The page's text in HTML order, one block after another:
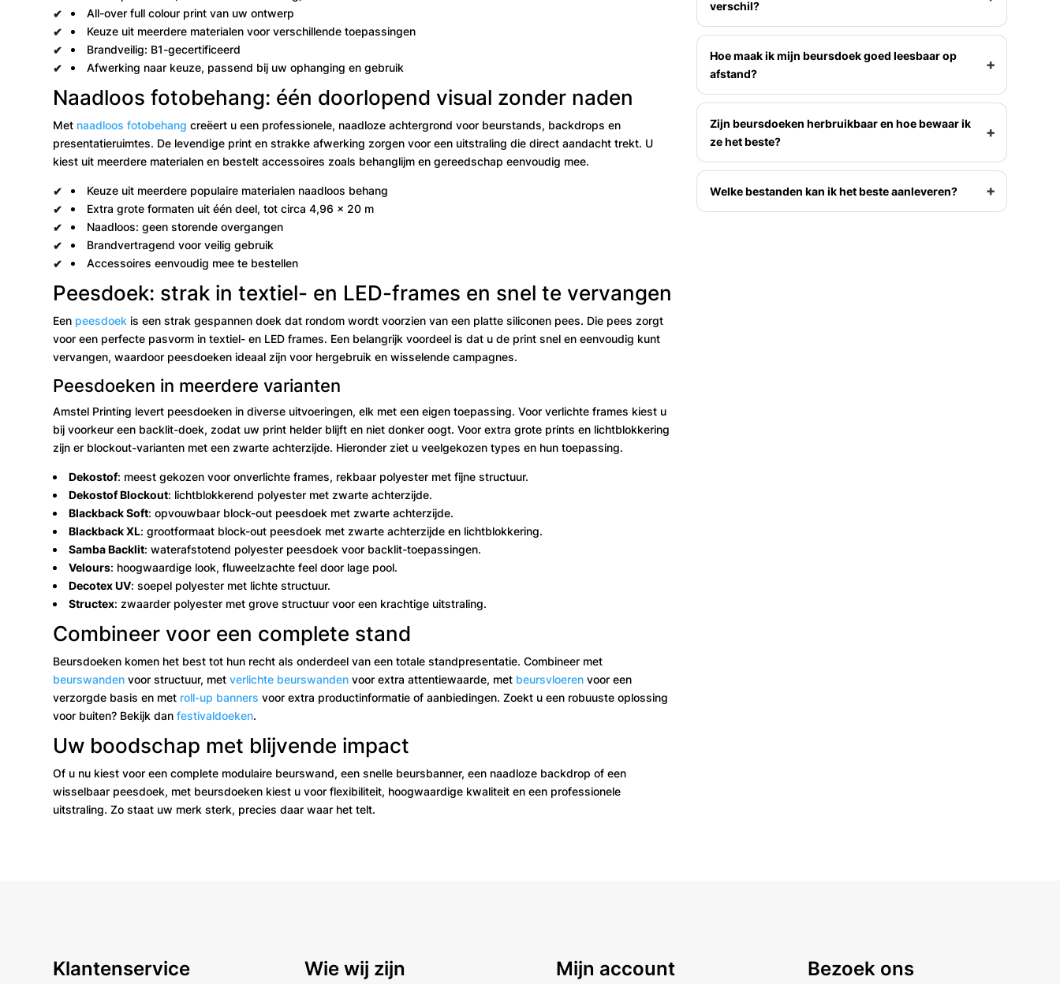
All-over full colour print van uw ontwerp
Keuze uit meerdere materialen voor verschillende toepassingen
Brandveilig: B1-gecertificeerd
Afwerking naar keuze, passend bij uw ophanging en gebruik
Naadloos fotobehang: één doorlopend visual zonder naden
Met naadloos fotobehang creëert u een professionele, naadloze achtergrond voor beurstands, backdrops en
presentatieruimtes. De levendige print en strakke afwerking zorgen voor een uitstraling die direct aandacht trekt. U
kiest uit meerdere materialen en bestelt accessoires zoals behanglijm en gereedschap eenvoudig mee.
Keuze uit meerdere populaire materialen naadloos behang
Extra grote formaten uit één deel, tot circa 4,96 x 20 m
Naadloos: geen storende overgangen
Brandvertragend voor veilig gebruik
Accessoires eenvoudig mee te bestellen
Peesdoek: strak in textiel- en LED-frames en snel te vervangen
Een peesdoek is een strak gespannen doek dat rondom wordt voorzien van een platte siliconen pees. Die pees zorgt
voor een perfecte pasvorm in textiel- en LED frames. Een belangrijk voordeel is dat u de print snel en eenvoudig kunt
vervangen, waardoor peesdoeken ideaal zijn voor hergebruik en wisselende campagnes.
Peesdoeken in meerdere varianten
Amstel Printing levert peesdoeken in diverse uitvoeringen, elk met een eigen toepassing. Voor verlichte frames kiest u
bij voorkeur een backlit-doek, zodat uw print helder blijft en niet donker oogt. Voor extra grote prints en lichtblokkering
zijn er blockout-varianten met een zwarte achterzijde. Hieronder ziet u veelgekozen types en hun toepassing.
Dekostof: meest gekozen voor onverlichte frames, rekbaar polyester met fijne structuur.
Dekostof Blockout: lichtblokkerend polyester met zwarte achterzijde.
Blackback Soft: opvouwbaar block-out peesdoek met zwarte achterzijde.
Blackback XL: grootformaat block-out peesdoek met zwarte achterzijde en lichtblokkering.
Samba Backlit: waterafstotend polyester peesdoek voor backlit-toepassingen.
Velours: hoogwaardige look, fluweelzachte feel door lage pool.
Decotex UV: soepel polyester met lichte structuur.
Structex: zwaarder polyester met grove structuur voor een krachtige uitstraling.
Combineer voor een complete stand
Beursdoeken komen het best tot hun recht als onderdeel van een totale standpresentatie. Combineer met
beurswanden voor structuur, metverlichte beurswanden voor extra attentiewaarde, met beursvloeren voor een
verzorgde basis en met roll-up banners voor extra productinformatie of aanbiedingen. Zoekt u een robuuste oplossing
voor buiten? Bekijk danfestivaldoeken.
Uw boodschap met blijvende impact
Of u nu kiest voor een complete modulaire beurswand, een snelle beursbanner, een naadloze backdrop of een
wisselbaar peesdoek, met beursdoeken kiest u voor flexibiliteit, hoogwaardige kwaliteit en een professionele
uitstraling. Zo staat uw merk sterk, precies daar waar het telt.
verschil?
Hoe maak ik mijn beursdoek goed leesbaar op
afstand?
Zijn beursdoeken herbruikbaar en hoe bewaar ik
ze het beste?
Welke bestanden kan ik het beste aanleveren?
Klantenservice Wie wij zijn Mijn account Bezoek ons